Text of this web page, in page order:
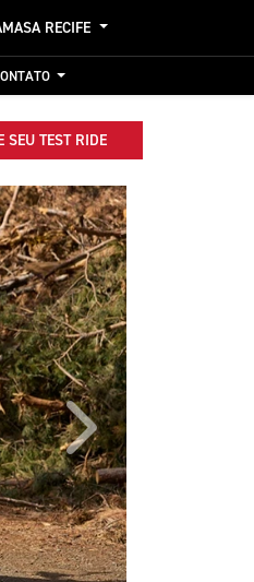
RECIFE
SEU TEST RIDE
Próximo